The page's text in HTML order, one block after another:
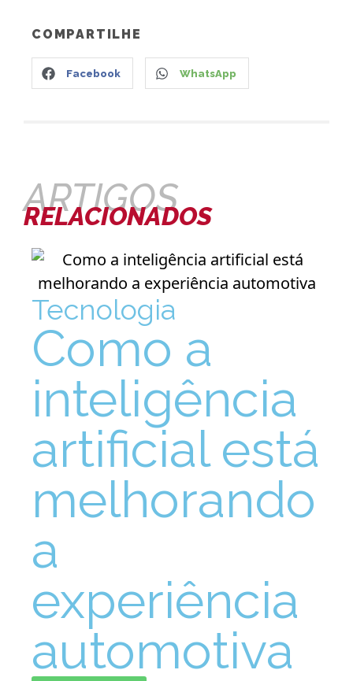
COMPARTILHE
Facebook WhatsApp
ARTIGOS
RELACIONADOS
Tecnologia
Como a
inteligência
artificial está
melhorando
a
experiência
automotiva